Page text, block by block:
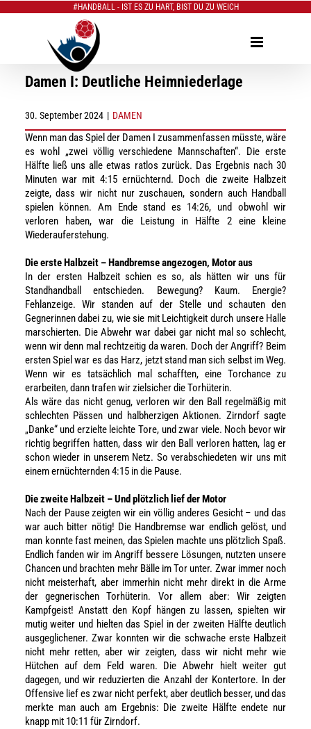
#HANDBALL - IST ES ZU HART, BIST DU ZU WEICH
Damen I: Deutliche Heimniederlage
30. September 2024 | DAMEN
Wenn man das Spiel der Damen I zusammenfassen müsste, wäre
es wohl „zwei völlig verschiedene Mannschaften“. Die erste
Hälfte ließ uns alle etwas ratlos zurück. Das Ergebnis nach 30
Minuten war mit 4:15 ernüchternd. Doch die zweite Halbzeit
zeigte, dass wir nicht nur zuschauen, sondern auch Handball
spielen können. Am Ende stand es 14:26, und obwohl wir
verloren haben, war die Leistung in Hälfte 2 eine kleine
Wiederauferstehung.
Die erste Halbzeit – Handbremse angezogen, Motor aus
In der ersten Halbzeit schien es so, als hätten wir uns für
Standhandball entschieden. Bewegung? Kaum. Energie?
Fehlanzeige. Wir standen auf der Stelle und schauten den
Gegnerinnen dabei zu, wie sie mit Leichtigkeit durch unsere Halle
marschierten. Die Abwehr war dabei gar nicht mal so schlecht,
wenn wir denn mal rechtzeitig da waren. Doch der Angriff? Beim
ersten Spiel war es das Harz, jetzt stand man sich selbst im Weg.
Wenn wir es tatsächlich mal schafften, eine Torchance zu
erarbeiten, dann trafen wir zielsicher die Torhüterin.
Als wäre das nicht genug, verloren wir den Ball regelmäßig mit
schlechten Pässen und halbherzigen Aktionen. Zirndorf sagte
„Danke“ und erzielte leichte Tore, und zwar viele. Noch bevor wir
richtig begriffen hatten, dass wir den Ball verloren hatten, lag er
schon wieder in unserem Netz. So verabschiedeten wir uns mit
einem ernüchternden 4:15 in die Pause.
Die zweite Halbzeit – Und plötzlich lief der Motor
Nach der Pause zeigten wir ein völlig anderes Gesicht – und das
war auch bitter nötig! Die Handbremse war endlich gelöst, und
man konnte fast meinen, das Spielen machte uns plötzlich Spaß.
Endlich fanden wir im Angriff bessere Lösungen, nutzten unsere
Chancen und brachten mehr Bälle im Tor unter. Zwar immer noch
nicht meisterhaft, aber immerhin nicht mehr direkt in die Arme
der gegnerischen Torhüterin. Vor allem aber: Wir zeigten
Kampfgeist! Anstatt den Kopf hängen zu lassen, spielten wir
mutig weiter und hielten das Spiel in der zweiten Hälfte deutlich
ausgeglichener. Zwar konnten wir die schwache erste Halbzeit
nicht mehr retten, aber wir zeigten, dass wir nicht mehr wie
Hütchen auf dem Feld waren. Die Abwehr hielt weiter gut
dagegen, und wir reduzierten die Anzahl der Kontertore. In der
Offensive lief es zwar nicht perfekt, aber deutlich besser, und das
merkte man auch am Ergebnis: Die zweite Hälfte endete nur
knapp mit 10:11 für Zirndorf.